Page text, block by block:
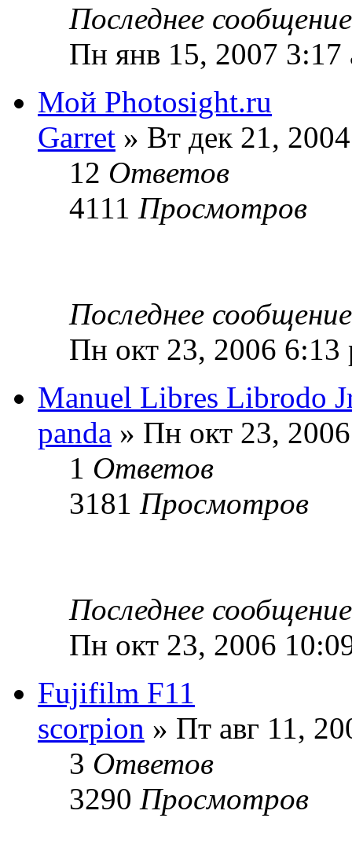
Последнее
Пн янв 15, 2007 3:17
Мой Photosight.ru
Garret » Вт дек 21,
12 Ответов
4111 Просмотров
Последнее
Пн окт 23, 2006 6:13
Manuel Libres Librodo
panda » Пн окт 23,
1 Ответов
3181 Просмотров
Последнее
Пн окт 23, 2006
Fujifilm F11
scorpion » Пт авг 11,
3 Ответов
3290 Просмотров